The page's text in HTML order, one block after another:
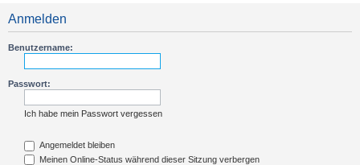
Anmelden
Benutzername:
Passwort:
Ich habe mein Passwort vergessen
Angemeldet bleiben
Meinen Online-Status während dieser Sitzung verbergen